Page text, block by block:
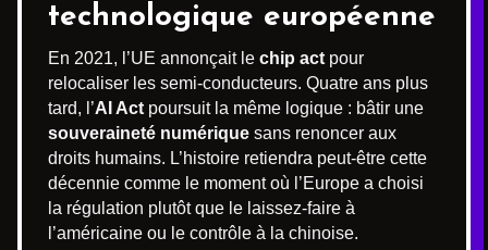
technologique européenne
En 2021, l’UE annonçait le chip act pour
relocaliser les semi-conducteurs. Quatre ans plus
tard, l’AI Act poursuit la même logique : bâtir une
souveraineté numérique sans renoncer aux
droits humains. L’histoire retiendra peut-être cette
décennie comme le moment où l’Europe a choisi
la régulation plutôt que le laissez-faire à
l’américaine ou le contrôle à la chinoise.